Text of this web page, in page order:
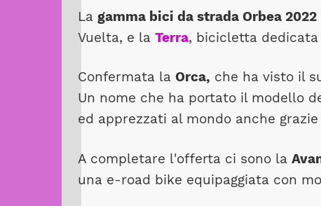
La gamma bici da strada Orbea 2022
Vuelta, e la Terra, bicicletta dedicata
Confermata la Orca, che ha visto il
Un nome che ha portato il modello
ed apprezzati al mondo anche
A completare l'offerta ci sono la
una e-road bike equipaggiata con